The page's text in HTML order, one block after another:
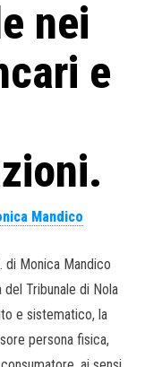
nei
e
Mandico
di Monica Mandico
Tribunale di Nola
e sistematico, la
persona fisica,